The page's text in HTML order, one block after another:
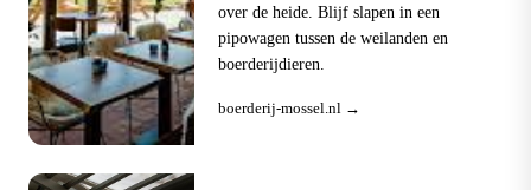
over de heide. Blijf slapen in een
pipowagen tussen de weilanden en
boerderijdieren.
boerderij-mossel.nl →